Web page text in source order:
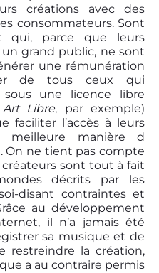
créations avec des
consommateurs. Sont
qui, parce que leurs
grand public, ne sont
une rémunération
de tous ceux qui
une licence libre
Art Libre, par exemple)
faciliter l’accès à leurs
manière d
On ne tient pas compte
sont tout à fait
décrits par les
disant contraintes et
au développement
il n’a jamais été
sa musique et de
restreindre la création,
a au contraire permis